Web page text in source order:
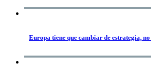
Europa tiene que cambiar de estrategia,